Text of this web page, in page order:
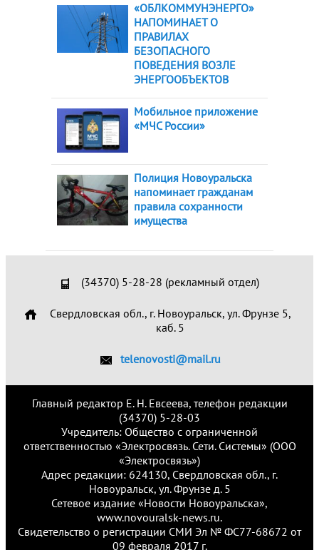
«ОБЛКОММУНЭНЕРГО»
НАПОМИНАЕТ О
ПРАВИЛАХ
БЕЗОПАСНОГО
ПОВЕДЕНИЯ ВОЗЛЕ
ЭНЕРГООБЪЕКТОВ
Мобильное приложение
«МЧС России»
Полиция Новоуральска
напоминает гражданам
правила сохранности
имущества
(34370) 5-28-28 (рекламный отдел)
Свердловская обл., г. Новоуральск, ул. Фрунзе 5,
каб. 5
telenovosti@mail.ru
Главный редактор Е. Н. Евсеева, телефон редакции
(34370) 5-28-03
Учредитель: Общество с ограниченной
ответственностью «Электросвязь. Сети. Системы» (ООО
«Электросвязь»)
Адрес редакции: 624130, Свердловская обл., г.
Новоуральск, ул. Фрунзе д. 5
Сетевое издание «Новости Новоуральска»,
www.novouralsk-news.ru.
Свидетельство о регистрации СМИ Эл № ФС77-68672 от
09 февраля 2017 г.